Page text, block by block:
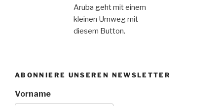
Aruba geht mit einem
kleinen Umweg mit
diesem Button.
ABONNIERE UNSEREN NEWSLETTER
Vorname